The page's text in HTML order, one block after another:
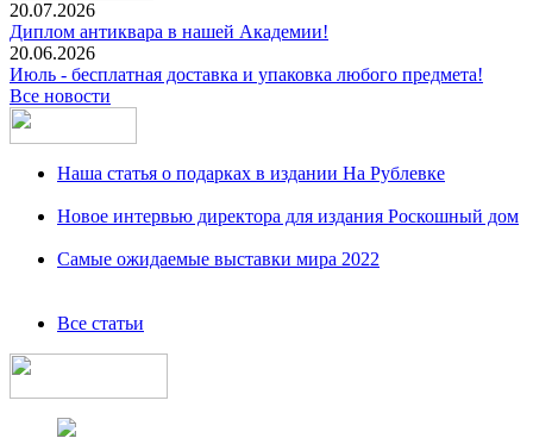
20.07.2026
Диплом антиквара в нашей Академии!
20.06.2026
Июль - бесплатная доставка и упаковка любого предмета!
Все новости
Наша статья о подарках в издании На Рублевке
Новое интервью директора для издания Роскошный дом
Самые ожидаемые выставки мира 2022
Все статьи